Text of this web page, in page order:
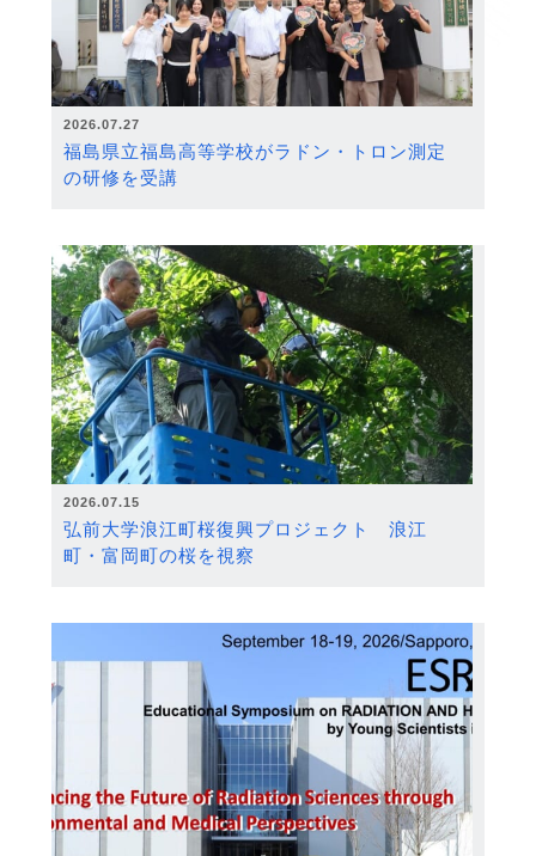
2026.07.27
福島県立福島高等学校がラドン・トロン測定
の研修を受講
2026.07.15
弘前大学浪江町桜復興プロジェクト 浪江
町・富岡町の桜を視察